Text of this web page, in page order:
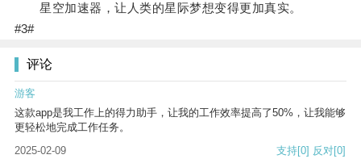
星空加速器，让人类的星际梦想变得更加真实。
#3#
评论
游客
这款app是我工作上的得力助手，让我的工作效率提高了50%，让我能够
更轻松地完成工作任务。
2025-02-09
支持[0] 反对[0]